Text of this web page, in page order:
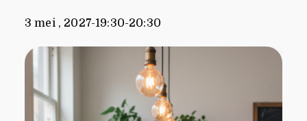
3 mei , 2027-19:30-20:30